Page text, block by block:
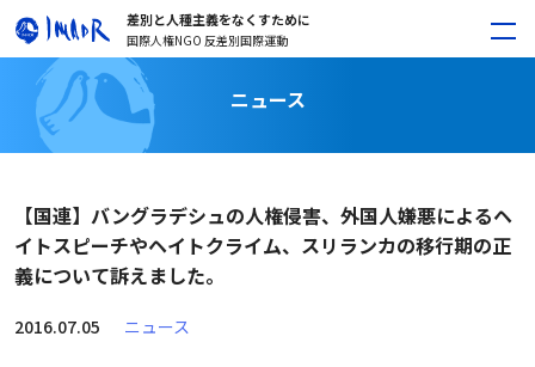
差別と人種主義をなくすために
国際人権NGO 反差別国際運動
ニュース
【国連】バングラデシュの人権侵害、外国人嫌悪によるヘ
イトスピーチやヘイトクライム、スリランカの移行期の正
義について訴えました。
2016.07.05 ニュース